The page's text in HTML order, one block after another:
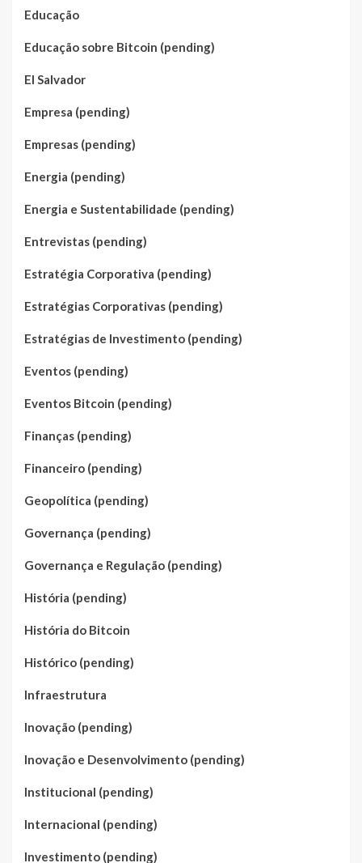
Educação
Educação sobre Bitcoin (pending)
El Salvador
Empresa (pending)
Empresas (pending)
Energia (pending)
Energia e Sustentabilidade (pending)
Entrevistas (pending)
Estratégia Corporativa (pending)
Estratégias Corporativas (pending)
Estratégias de Investimento (pending)
Eventos (pending)
Eventos Bitcoin (pending)
Finanças (pending)
Financeiro (pending)
Geopolítica (pending)
Governança (pending)
Governança e Regulação (pending)
História (pending)
História do Bitcoin
Histórico (pending)
Infraestrutura
Inovação (pending)
Inovação e Desenvolvimento (pending)
Institucional (pending)
Internacional (pending)
Investimento (pending)